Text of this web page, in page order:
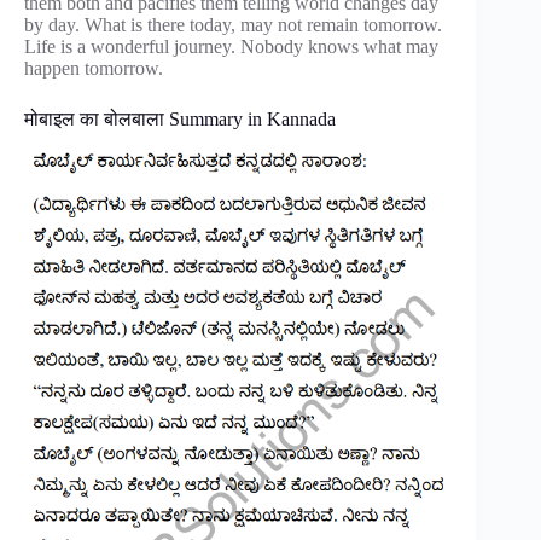
by day. What is there today, may not remain tomorrow.
Life is a wonderful journey. Nobody knows what may
happen tomorrow.
मोबाइल का बोलबाला Summary in Kannada